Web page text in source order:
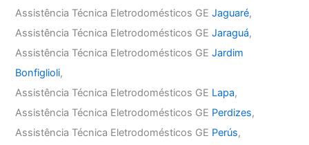
Assistência Técnica Eletrodomésticos GEJaguaré,
Assistência Técnica Eletrodomésticos GEJaraguá,
Assistência Técnica Eletrodomésticos GEJardim
Bonfiglioli,
Assistência Técnica Eletrodomésticos GE Lapa,
Assistência Técnica Eletrodomésticos GE Perdizes,
Assistência Técnica Eletrodomésticos GE Perús,